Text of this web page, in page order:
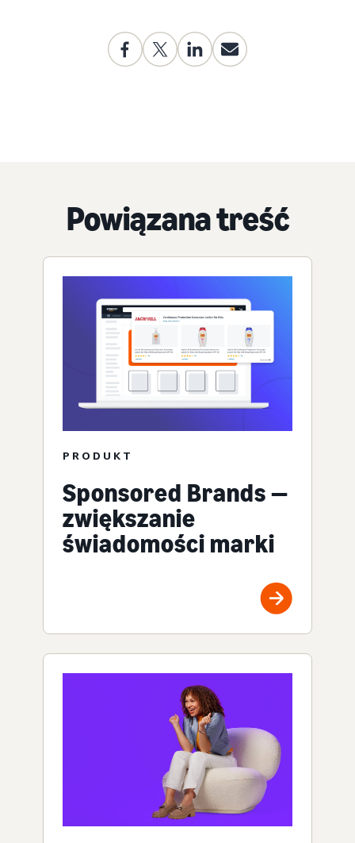
Powiązana treść
PRODUKT
Sponsored Brands —
zwiększanie
świadomości marki